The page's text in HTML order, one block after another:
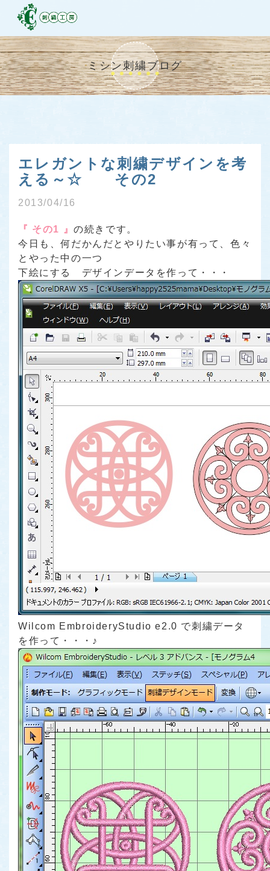
ミシン刺繍ブログ
エレガントな刺繍デザインを考
える～☆ その2
2013/04/16
『 その1 』の続きです。
今日も、何だかんだとやりたい事が有って、色々
とやった中の一つ
下絵にする デザインデータを作って・・・
Wilcom EmbroideryStudio e2.0 で刺繍データ
を作って・・・♪